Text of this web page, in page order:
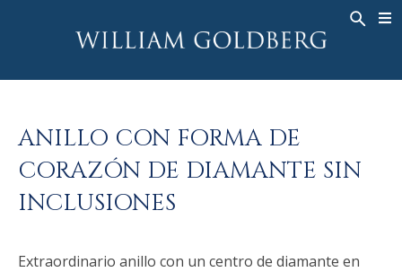
ALTA JOYERÍA
ANILLO PARA HOMBRE
COLLARES
COLGANTES
PULSERAS
ASHOKA JOYERÍA
ANILLOS
BANDS
MEN'S RINGS
COLGANTES
HISTORIA
ASHOKA ®
ANILLO CON FORMA DE
CORAZÓN DE DIAMANTE SIN
INCLUSIONES
Extraordinario anillo con un centro de diamante en